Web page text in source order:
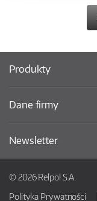
Produkty
Dane firmy
Newsletter
© 2026 Relpol S.A.
Polityka Prywatności